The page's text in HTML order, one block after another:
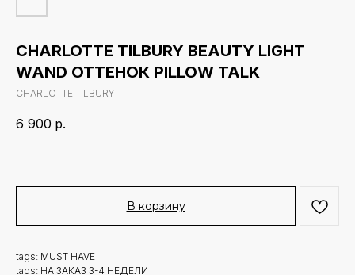
CHARLOTTE TILBURY BEAUTY LIGHT
WAND ОТТЕНОК PILLOW TALK
CHARLOTTE TILBURY
6 900 р.
В корзину
tags: MUST HAVE
tags: НА ЗАКАЗ 3-4 НЕДЕЛИ